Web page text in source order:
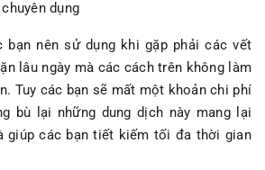
dụng
bạn nên sử dụng khi gặp phải các vết
lâu ngày mà các cách trên không làm
Tuy các bạn sẽ mất một khoản chi phí
bù lại những dung dịch này mang lại
giúp các bạn tiết kiếm tối đa thời gian